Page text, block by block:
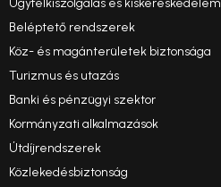
Beléptető rendszerek
Köz- és magánterületek biztonsága
Turizmus és utazás
Banki és pénzügyi szektor
Kormányzati alkalmazások
Útdíjrendszerek
Közlekedésbiztonság